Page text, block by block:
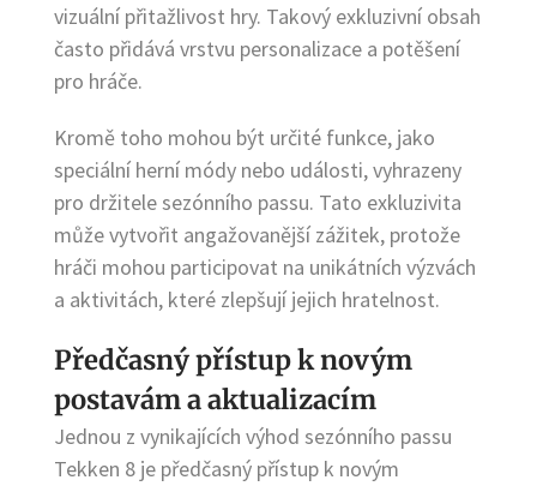
vizuální přitažlivost hry. Takový exkluzivní obsah
často přidává vrstvu personalizace a potěšení
pro hráče.
Kromě toho mohou být určité funkce, jako
speciální herní módy nebo události, vyhrazeny
pro držitele sezónního passu. Tato exkluzivita
může vytvořit angažovanější zážitek, protože
hráči mohou participovat na unikátních výzvách
a aktivitách, které zlepšují jejich hratelnost.
Předčasný přístup k novým
postavám a aktualizacím
Jednou z vynikajících výhod sezónního passu
Tekken 8 je předčasný přístup k novým